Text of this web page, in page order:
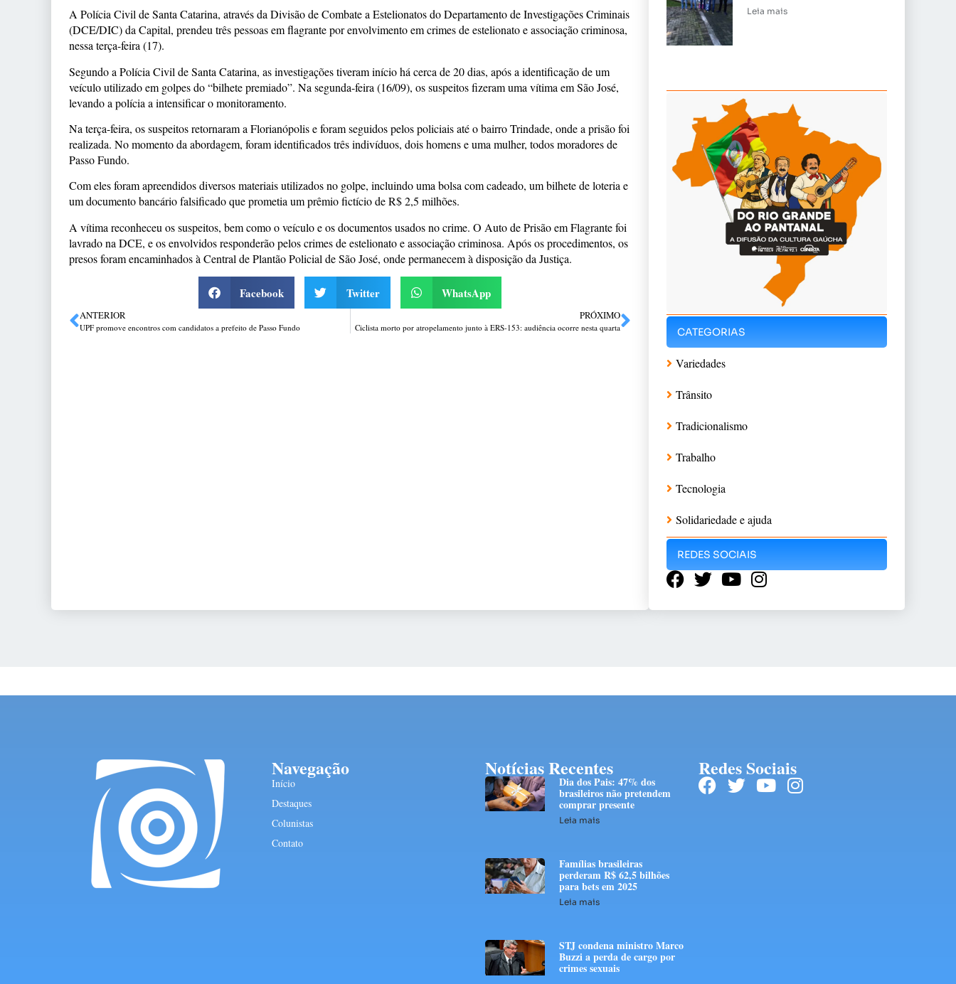
A Polícia Civil de Santa Catarina, através da Divisão de Combate a Estelionatos do Departamento de Investigações Criminais
(DCE/DIC) da Capital, prendeu três pessoas em flagrante por envolvimento em crimes de estelionato e associação criminosa,
nessa terça-feira (17).
Segundo a Polícia Civil de Santa Catarina, as investigações tiveram início há cerca de 20 dias, após a identificação de um
veículo utilizado em golpes do “bilhete premiado”. Na segunda-feira (16/09), os suspeitos fizeram uma vítima em São José,
levando a polícia a intensificar o monitoramento.
Na terça-feira, os suspeitos retornaram a Florianópolis e foram seguidos pelos policiais até o bairro Trindade, onde a prisão foi
realizada. No momento da abordagem, foram identificados três indivíduos, dois homens e uma mulher, todos moradores de
Passo Fundo.
Com eles foram apreendidos diversos materiais utilizados no golpe, incluindo uma bolsa com cadeado, um bilhete de loteria e
um documento bancário falsificado que prometia um prêmio fictício de R$ 2,5 milhões.
A vítima reconheceu os suspeitos, bem como o veículo e os documentos usados no crime. O Auto de Prisão em Flagrante foi
lavrado na DCE, e os envolvidos responderão pelos crimes de estelionato e associação criminosa. Após os procedimentos, os
presos foram encaminhados à Central de Plantão Policial de São José, onde permanecem à disposição da Justiça.
Facebook Twitter WhatsApp
ANTERIOR
UPF promove encontros com candidatos a prefeito de Passo Fundo
PRÓXIMO
Ciclista morto por atropelamento junto à ERS-153: audiência ocorre nesta quarta
Leia mais
CATEGORIAS
Variedades
Trânsito
Tradicionalismo
Trabalho
Tecnologia
Solidariedade e ajuda
REDES SOCIAIS
Navegação
Início
Destaques
Colunistas
Contato
Notícias Recentes
Dia dos Pais: 47% dos
brasileiros não pretendem
comprar presente
Leia mais
Famílias brasileiras
perderam R$ 62,5 bilhões
para bets em 2025
Leia mais
STJ condena ministro Marco
Buzzi a perda de cargo por
crimes sexuais
Redes Sociais